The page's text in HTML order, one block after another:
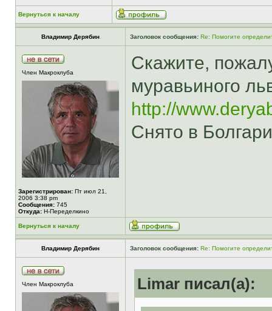
Вернуться к началу
Владимир Дерябин Заголовок сообщения: Re: Помогите
Член Макроклуба
Зарегистрирован: Пт июл 21,
2006 3:38 pm
Сообщения: 745
Откуда: Н-Переделкино
Скажите,
муравьиного
http://
Снято в
Вернуться к началу
Владимир Дерябин Заголовок сообщения: Re: Помогите
Член Макроклуба Limar писал(а):